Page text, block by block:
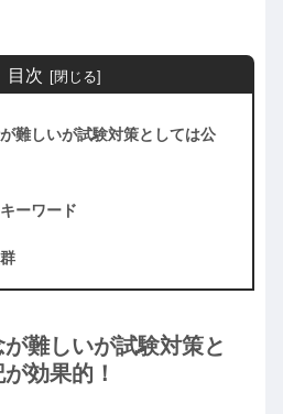
目次
難しいが試験対策としては公
ーワード
難しいが試験対策と
効果的！